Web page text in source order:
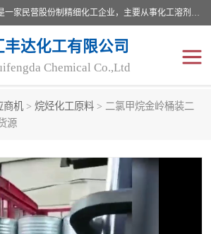
济南汇丰达化工有限公司是一家民营股份制精细化工企业，主要从事化工溶剂、药用辅料、合成中间体等深加工产品的研制开发、生产、销售和进出口贸易。主营产品：环氧丙烷，十二烷基苯，甲基磺酸，磺酸，DMF，DMAC，甘油，苯甲醇，乙酰氯，甲基丙烯酸，甲基丙烯酸甲酯，叔丁醇，异辛酸，二乙烯三胺，一乙，二乙‎，三乙醇胺，原乙酸三甲酯等化工产品及中间体。欢迎各界朋友洽谈咨询业务。
丰达化工有限公司
Chemical Co.,Ltd
商机 > 烷烃化工原料 > 二氯甲烷金岭桶装二
源
醚类
酚类
无机化工原料